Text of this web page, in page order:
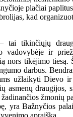
plačiai
kad
tai tikinčiųjų
vadovybėje ir
nors tikėjimo tiesą.
darbus.
užlaikyti Dievo ir
asmenų draugijos,
žmonių
yra Bažnyčios